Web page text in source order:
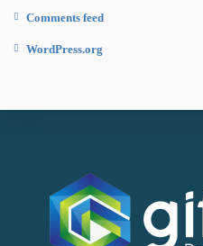
Comments feed
WordPress.org